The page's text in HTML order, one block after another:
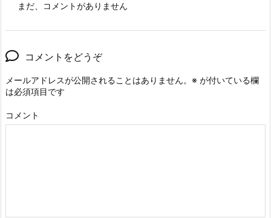
まだ、コメントがありません
コメントをどうぞ
メールアドレスが公開されることはありません。 ※ が付いている欄
は必須項目です
コメント